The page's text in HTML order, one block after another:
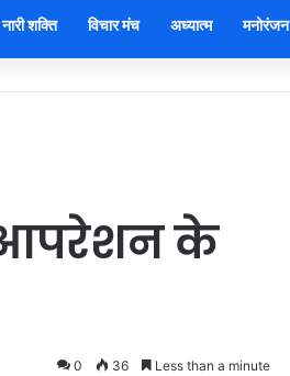
नारी शक्ति विचार मंच अध्यात्म मनोरंजन
आपरेशन के
0 36 Less than a minute